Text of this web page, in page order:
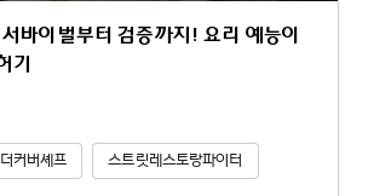
바이벌부터 검증까지! 요리 예능이
기
커버셰프 스트릿레스토랑파이터